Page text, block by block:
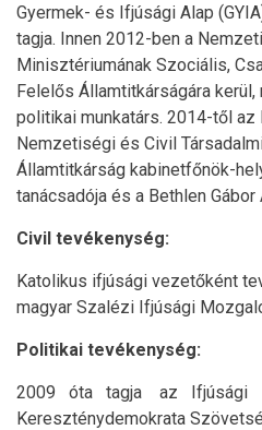
Gyermek- és Ifjúsági Alap
tagja. Innen 2012-ben a
Minisztériumának Szociális,
Felelős Államtitkárságára kerül,
politikai munkatárs. 2014-től az
Nemzetiségi és Civil
Államtitkárság kabinetfőnök-
tanácsadója és a Bethlen
Civil tevékenység:
Katolikus ifjúsági vezetőként
magyar Szalézi Ifjúsági
Politikai tevékenység:
2009 óta tagja az Ifjúsági
Kereszténydemokrata